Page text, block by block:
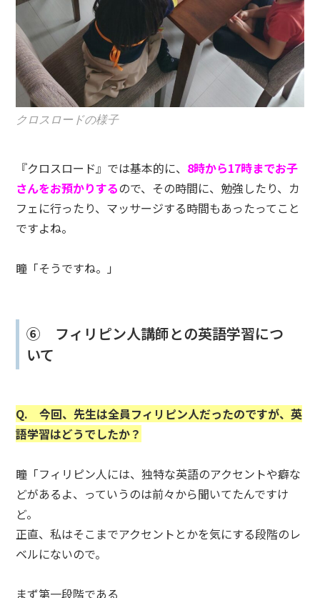
クロスロードの様子
『クロスロード』では基本的に、 8時から17時までお子
さんをお預かりするので、その時間に、勉強したり、カ
フェに行ったり、マッサージする時間もあったってこと
ですよね。
瞳「そうですね。」
⑥ フィリピン人講師との英語学習につ
いて
Q. 今回、先生は全員フィリピン人だったのですが、英
語学習はどうでしたか？
瞳「フィリピン人には、独特な英語のアクセントや癖な
どがあるよ、っていうのは前々から聞いてたんですけ
ど。
正直、私はそこまでアクセントとかを気にする段階のレ
ベルにないので。
まず第一段階である